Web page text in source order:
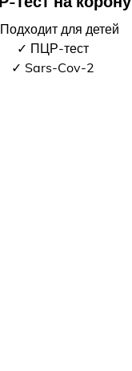
для детей
✓ ПЦР-тест
✓ Sars-Cov-2